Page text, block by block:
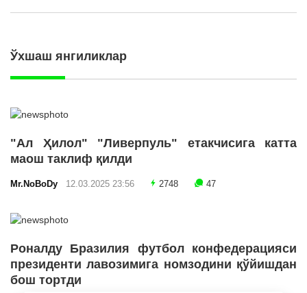
Ўхшаш янгиликлар
"Ал Ҳилол" "Ливерпуль" етакчисига катта
маош таклиф қилди
Mr.NoBoDy 12.03.2025 23:56 2748 47
Роналду Бразилия футбол конфедерацияси
президенти лавозимига номзодини қўйишдан
бош тортди